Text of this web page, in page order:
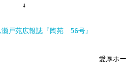
瀬戸苑広報誌『陶苑 56号』
愛厚ホ